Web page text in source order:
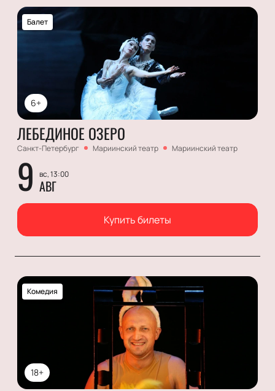
6+
Балет
ЛЕБЕДИНОЕ ОЗЕРО
Санкт-Петербург Мариинский театр Мариинский театр
9 вс, 13:00
АВГ
Купить билеты
18+
Комедия